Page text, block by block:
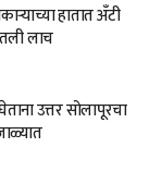
हातात अँटी
लाच
उत्तर सोलापूरचा